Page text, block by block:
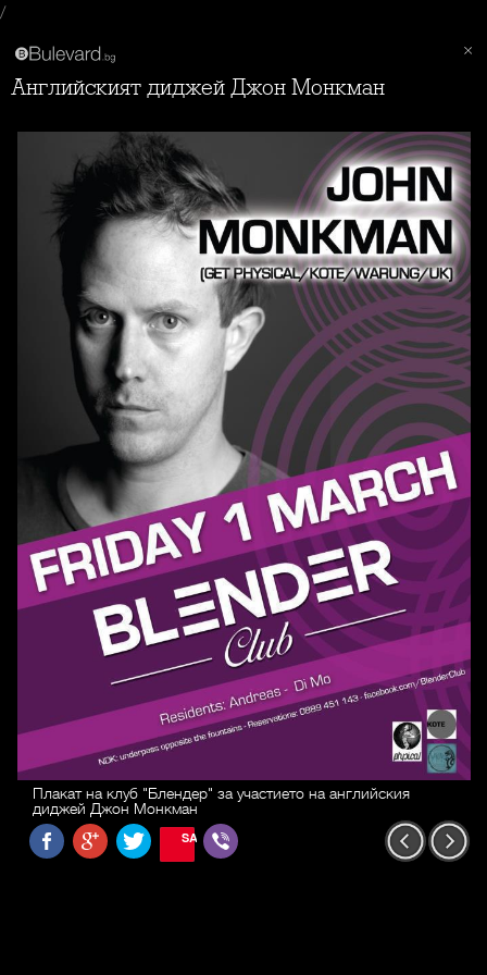
/
Aнглийският диджей Джон Монкман
Плакат на клуб "Блендер" за участието на английския
диджей Джон Монкман
SAVE